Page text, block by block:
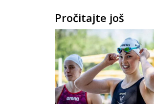
Pročitajte još